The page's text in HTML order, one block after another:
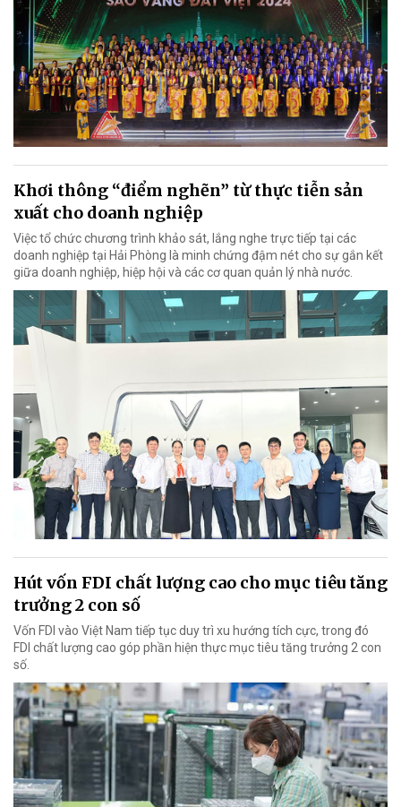
Khơi thông “điểm nghẽn” từ thực tiễn sản
xuất cho doanh nghiệp
Việc tổ chức chương trình khảo sát, lắng nghe trực tiếp tại các
doanh nghiệp tại Hải Phòng là minh chứng đậm nét cho sự gắn kết
giữa doanh nghiệp, hiệp hội và các cơ quan quản lý nhà nước.
Hút vốn FDI chất lượng cao cho mục tiêu tăng
trưởng 2 con số
Vốn FDI vào Việt Nam tiếp tục duy trì xu hướng tích cực, trong đó
FDI chất lượng cao góp phần hiện thực mục tiêu tăng trưởng 2 con
số.